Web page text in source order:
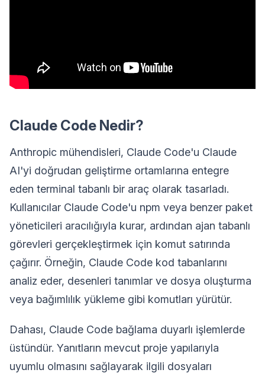
Claude Code Nedir?
Anthropic mühendisleri, Claude Code'u Claude
AI'yi doğrudan geliştirme ortamlarına entegre
eden terminal tabanlı bir araç olarak tasarladı.
Kullanıcılar Claude Code'u npm veya benzer paket
yöneticileri aracılığıyla kurar, ardından ajan tabanlı
görevleri gerçekleştirmek için komut satırında
çağırır. Örneğin, Claude Code kod tabanlarını
analiz eder, desenleri tanımlar ve dosya oluşturma
veya bağımlılık yükleme gibi komutları yürütür.
Dahası, Claude Code bağlama duyarlı işlemlerde
üstündür. Yanıtların mevcut proje yapılarıyla
uyumlu olmasını sağlayarak ilgili dosyaları